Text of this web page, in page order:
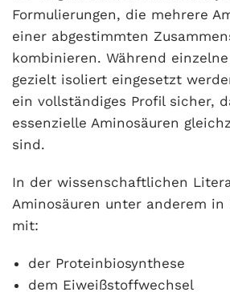
Formulierungen, die mehrere
einer abgestimmten
kombinieren. Während
gezielt isoliert eingesetzt
ein vollständiges Profil sicher,
essenzielle Aminosäuren
sind.
In der wissenschaftlichen
Aminosäuren unter anderem in
mit:
der Proteinbiosynthese
dem Eiweißstoffwechsel